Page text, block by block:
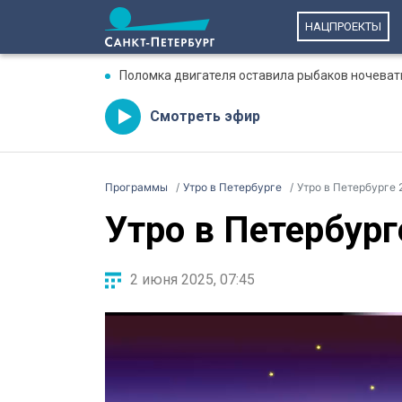
НАЦПРОЕКТЫ
Поломка двигателя оставила рыбаков
Смотреть эфир
Программы Утро в Петербурге Утро в Петербурге
Утро в
2 июня 2025, 07:45